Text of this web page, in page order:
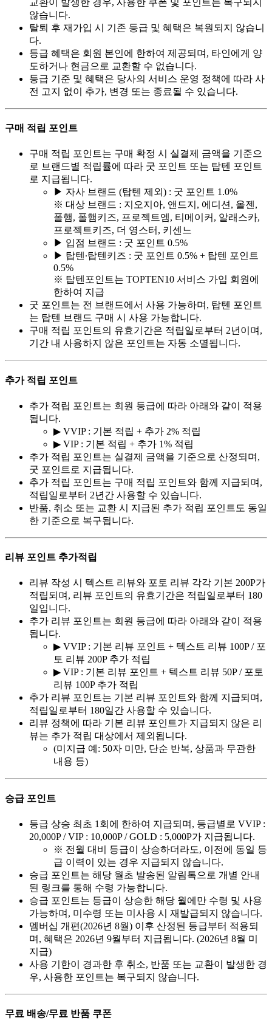
않습니다.
탈퇴 후 재가입 시 기존 등급 및 혜택은 복원되지 않습니
다.
등급 혜택은 회원 본인에 한하여 제공되며, 타인에게 양
도하거나 현금으로 교환할 수 없습니다.
등급 기준 및 혜택은 당사의 서비스 운영 정책에 따라 사
전 고지 없이 추가, 변경 또는 종료될 수 있습니다.
구매 적립 포인트
구매 적립 포인트는 구매 확정 시 실결제 금액을 기준으
로 브랜드별 적립률에 따라 굿 포인트 또는 탑텐 포인트
로 지급됩니다.
▶ 자사 브랜드 (탑텐 제외) : 굿 포인트 1.0%
※ 대상 브랜드 : 지오지아, 앤드지, 에디션, 올젠,
폴햄, 폴햄키즈, 프로젝트엠, 티메이커, 알래스카,
프로젝트키즈, 더 영스터, 키센느
▶ 입점 브랜드 : 굿 포인트 0.5%
▶ 탑텐∙탑텐키즈 : 굿 포인트 0.5% + 탑텐 포인트
0.5%
※ 탑텐포인트는 TOPTEN10 서비스 가입 회원에
한하여 지급
굿 포인트는 전 브랜드에서 사용 가능하며, 탑텐 포인트
는 탑텐 브랜드 구매 시 사용 가능합니다.
구매 적립 포인트의 유효기간은 적립일로부터 2년이며,
기간 내 사용하지 않은 포인트는 자동 소멸됩니다.
추가 적립 포인트
추가 적립 포인트는 회원 등급에 따라 아래와 같이 적용
됩니다.
▶ VVIP : 기본 적립 + 추가 2% 적립
▶ VIP : 기본 적립 + 추가 1% 적립
추가 적립 포인트는 실결제 금액을 기준으로 산정되며,
굿 포인트로 지급됩니다.
추가 적립 포인트는 구매 적립 포인트와 함께 지급되며,
적립일로부터 2년간 사용할 수 있습니다.
반품, 취소 또는 교환 시 지급된 추가 적립 포인트도 동일
한 기준으로 복구됩니다.
리뷰 포인트 추가적립
리뷰 작성 시 텍스트 리뷰와 포토 리뷰 각각 기본 200P가
적립되며, 리뷰 포인트의 유효기간은 적립일로부터 180
일입니다.
추가 리뷰 포인트는 회원 등급에 따라 아래와 같이 적용
됩니다.
▶ VVIP : 기본 리뷰 포인트 + 텍스트 리뷰 100P / 포
토 리뷰 200P 추가 적립
▶ VIP : 기본 리뷰 포인트 + 텍스트 리뷰 50P / 포토
리뷰 100P 추가 적립
추가 리뷰 포인트는 기본 리뷰 포인트와 함께 지급되며,
적립일로부터 180일간 사용할 수 있습니다.
리뷰 정책에 따라 기본 리뷰 포인트가 지급되지 않은 리
뷰는 추가 적립 대상에서 제외됩니다.
(미지급 예: 50자 미만, 단순 반복, 상품과 무관한
내용 등)
승급 포인트
등급 상승 최초 1회에 한하여 지급되며, 등급별로 VVIP :
20,000P / VIP : 10,000P / GOLD : 5,000P가 지급됩니다.
※ 전월 대비 등급이 상승하더라도, 이전에 동일 등
급 이력이 있는 경우 지급되지 않습니다.
승급 포인트는 해당 월초 발송된 알림톡으로 개별 안내
된 링크를 통해 수령 가능합니다.
승급 포인트는 등급이 상승한 해당 월에만 수령 및 사용
가능하며, 미수령 또는 미사용 시 재발급되지 않습니다.
멤버십 개편(2026년 8월) 이후 산정된 등급부터 적용되
며, 혜택은 2026년 9월부터 지급됩니다. (2026년 8월 미
지급)
사용 기한이 경과한 후 취소, 반품 또는 교환이 발생한 경
우, 사용한 포인트는 복구되지 않습니다.
무료 배송/무료 반품 쿠폰